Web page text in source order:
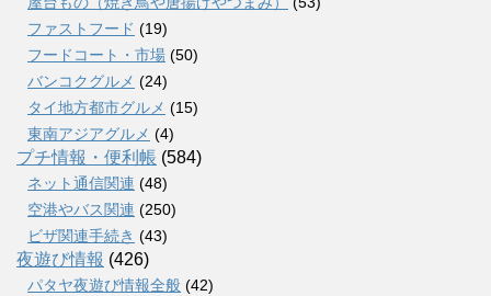
ファストフード (19)
フードコート・市場 (50)
バンコクグルメ (24)
タイ地方都市グルメ (15)
東南アジアグルメ (4)
プチ情報・便利帳 (584)
ネット通信関連 (48)
空港やバス関連 (250)
ビザ関連手続き (43)
夜遊び情報 (426)
パタヤ夜遊び情報全般 (42)